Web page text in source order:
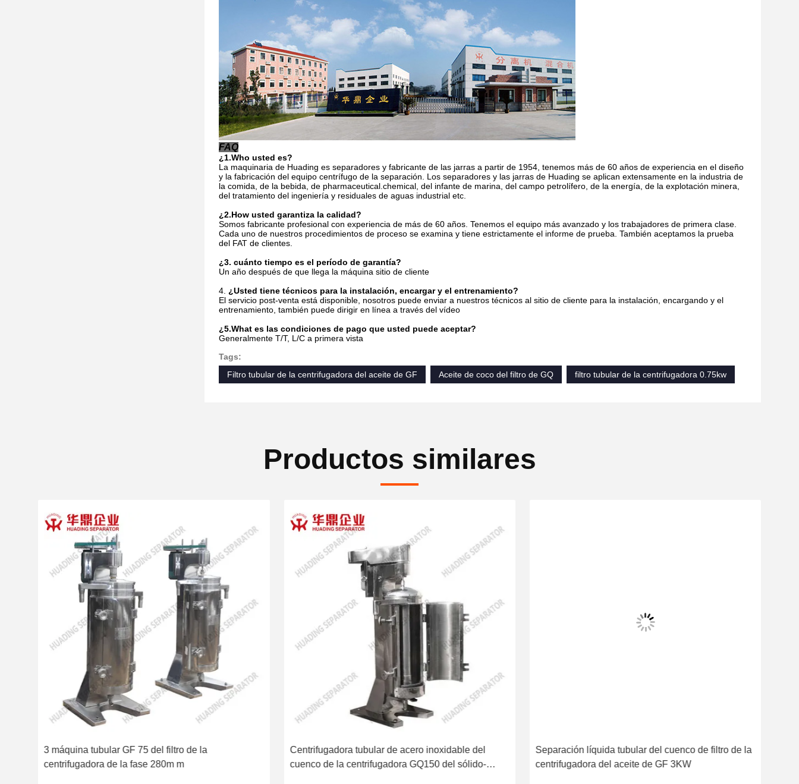
FAQ
¿1.Who usted es?
La maquinaria de Huading es separadores y fabricante de las jarras a partir de 1954, tenemos más de 60 años de experiencia en el diseño
y la fabricación del equipo centrífugo de la separación. Los separadores y las jarras de Huading se aplican extensamente en la industria de
la comida, de la bebida, de pharmaceutical.chemical, del infante de marina, del campo petrolífero, de la energía, de la explotación minera,
del tratamiento del ingeniería y residuales de aguas industrial etc.
¿2.How usted garantiza la calidad?
Somos fabricante profesional con experiencia de más de 60 años. Tenemos el equipo más avanzado y los trabajadores de primera clase.
Cada uno de nuestros procedimientos de proceso se examina y tiene estrictamente el informe de prueba. También aceptamos la prueba
del FAT de clientes.
¿3. cuánto tiempo es el período de garantía?
Un año después de que llega la máquina sitio de cliente
4. ¿Usted tiene técnicos para la instalación, encargar y el entrenamiento?
El servicio post-venta está disponible, nosotros puede enviar a nuestros técnicos al sitio de cliente para la instalación, encargando y el
entrenamiento, también puede dirigir en línea a través del vídeo
¿5.What es las condiciones de pago que usted puede aceptar?
Generalmente T/T, L/C a primera vista
Tags:
Filtro tubular de la centrifugadora del aceite de GF
Aceite de coco del filtro de GQ filtro tubular de la centrifugadora 0.75kw
Productos similares
3 máquina tubular GF 75 del filtro de la
centrifugadora de la fase 280m m
Centrifugadora tubular de acero inoxidable del
cuenco de la centrifugadora GQ150 del sólido-
Separación líquida tubular del cuenco de filtro de la
centrifugadora del aceite de GF 3KW